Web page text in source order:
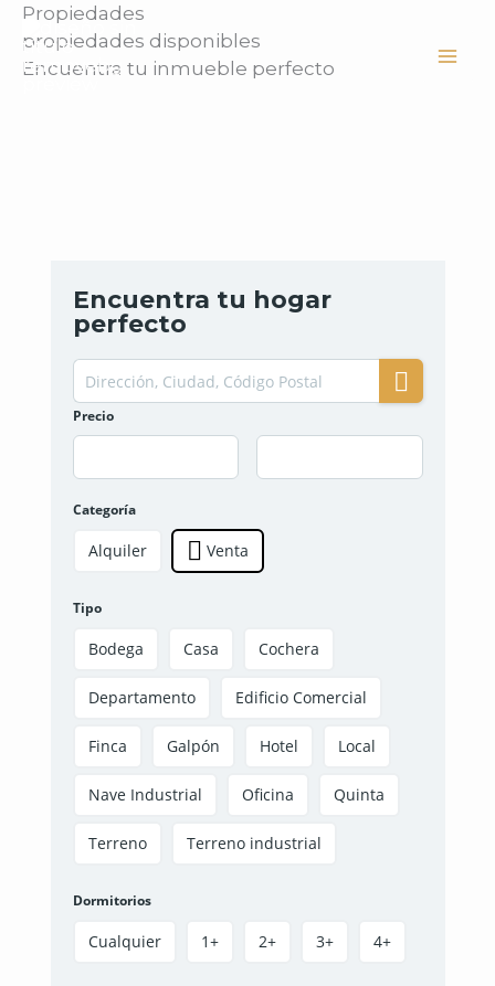
contenido
Propiedades
propiedades disponibles
Encuentra tu inmueble perfecto
Encuentra tu hogar
perfecto
Precio
Categoría
Alquiler Venta
Tipo
Bodega Casa Cochera
Departamento Edificio Comercial
Finca Galpón Hotel Local
Nave Industrial Oficina Quinta
Terreno Terreno industrial
Dormitorios
Cualquier 1+ 2+ 3+ 4+